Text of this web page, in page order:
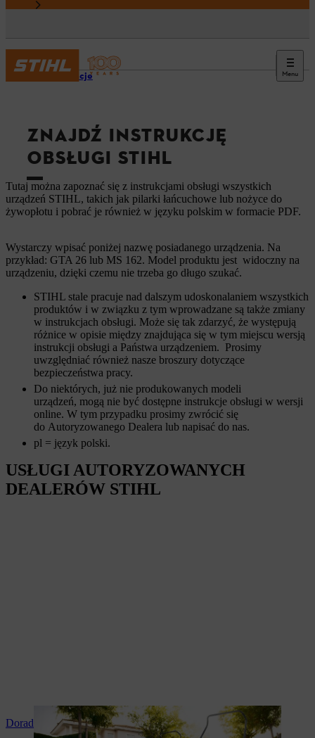
Menu
Informacje
ZNAJDŹ INSTRUKCJĘ
OBSŁUGI STIHL
Tutaj można zapoznać się z instrukcjami obsługi wszystkich
urządzeń STIHL, takich jak pilarki łańcuchowe lub nożyce do
żywopłotu i pobrać je również w języku polskim w formacie PDF.
Wystarczy wpisać poniżej nazwę posiadanego urządzenia. Na
przykład: GTA 26 lub MS 162. Model produktu jest widoczny na
urządzeniu, dzięki czemu nie trzeba go długo szukać.
STIHL stale pracuje nad dalszym udoskonalaniem wszystkich
produktów i w związku z tym wprowadzane są także zmiany
w instrukcjach obsługi. Może się tak zdarzyć, że występują
różnice w opisie między znajdująca się w tym miejscu wersją
instrukcji obsługi a Państwa urządzeniem. Prosimy
uwzględniać również nasze broszury dotyczące
bezpieczeństwa pracy.
Do niektórych, już nie produkowanych modeli
urządzeń, mogą nie być dostępne instrukcje obsługi w wersji
online. W tym przypadku prosimy zwrócić się
do Autoryzowanego Dealera lub napisać do nas.
pl = język polski.
USŁUGI AUTORYZOWANYCH
DEALERÓW STIHL
Doradztwo i instruktaż produktowy